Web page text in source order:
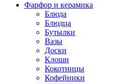
Фарфор и керамика
Блюда
Блюдца
Бутылки
Вазы
Доски
Клоши
Кокотницы
Кофейники